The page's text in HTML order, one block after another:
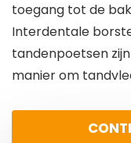
toegang tot de
Interdentale
tandenpoetsen
manier om